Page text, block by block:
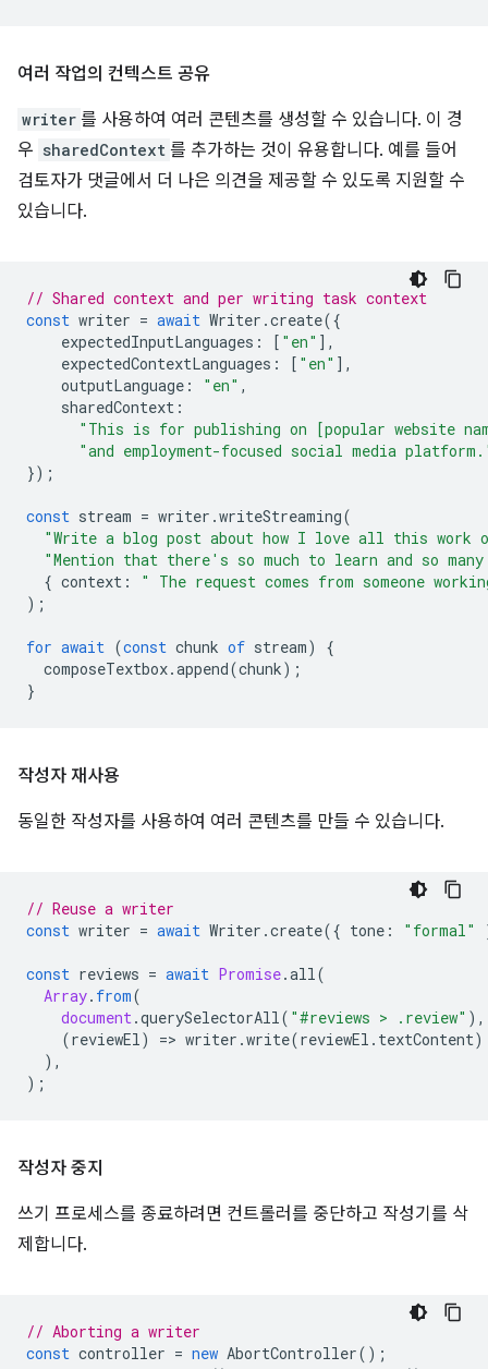
여러 작업의 컨텍스트 공유
writer 를 사용하여 여러 콘텐츠를 생성할 수 있습니다. 이 경
우 sharedContext 를 추가하는 것이 유용합니다. 예를 들어
검토자가 댓글에서 더 나은 의견을 제공할 수 있도록 지원할 수
있습니다.
// Shared context and per writing task context
const writer = await Writer .create({
expectedInputLanguages : [ "en" ],
expectedContextLanguages : [ "en" ],
outputLanguage : "en" ,
sharedContext :
"This is for publishing on [popular website
"and employment-focused social media
});
const stream = writer .writeStreaming(
"Write a blog post about how I love all this work
"Mention that there's so much to learn and so
{ context :
" The request comes from someone
);
for await (const chunk of stream)
{
composeTextbox.append(chunk);
}
작성자 재사용
동일한 작성자를 사용하여 여러 콘텐츠를 만들 수 있습니다.
// Reuse a writer
const writer = await Writer .create({ tone : "formal"
const reviews = await Promise.all(
Array. from(
document.querySelectorAll( "#reviews > .review" ),
(reviewEl) => writer .write(reviewEl . textContent)
),
);
작성자 중지
쓰기 프로세스를 종료하려면 컨트롤러를 중단하고 작성기를 삭
제합니다.
// Aborting a writer
const controller = new AbortController();